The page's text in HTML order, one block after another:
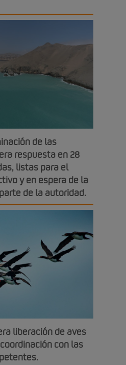
de las
respuesta en 28
listas para el
y en espera de la
de la autoridad.
liberación de aves
con las